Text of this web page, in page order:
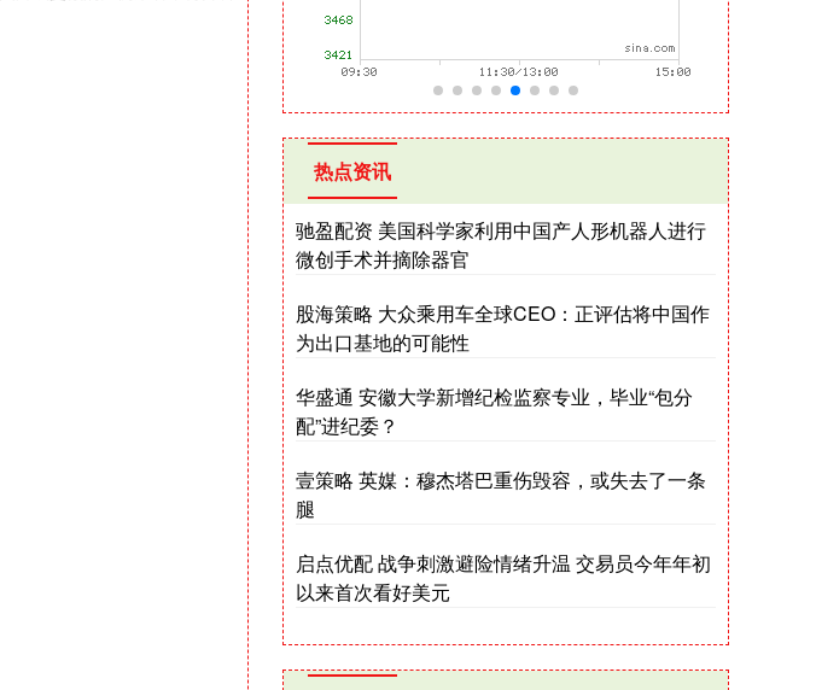
热点资讯
驰盈配资 美国科学家利用中国产人形机器人进行
微创手术并摘除器官
股海策略 大众乘用车全球CEO：正评估将中国作
为出口基地的可能性
华盛通 安徽大学新增纪检监察专业，毕业“包分
配”进纪委？
壹策略 英媒：穆杰塔巴重伤毁容，或失去了一条
腿
启点优配 战争刺激避险情绪升温 交易员今年年初
以来首次看好美元